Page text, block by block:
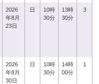
2026
年8月
23日
日
10時
30分
13時
30分
3
2026
年8月
30日
日
10時
30分
14時
00分
1